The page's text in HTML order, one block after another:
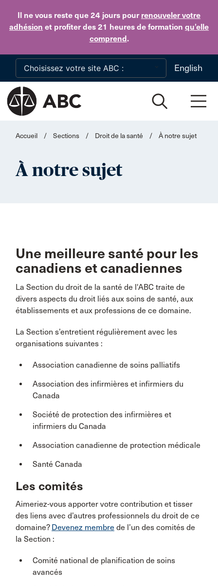
Il ne vous reste que 24 jours pour renouveler votre
adhésion et profiter des 21 heures de formation qu’elle
comprend.
Skip to main content
English
Accueil / Sections / Droit de la santé / À notre sujet
À notre sujet
Une meilleure santé pour les
canadiens et canadiennes
La Section du droit de la santé de l'ABC traite de
divers aspects du droit liés aux soins de santé, aux
établissements et aux professions de ce domaine.
La Section s’entretient régulièrement avec les
organisations suivantes :
Association canadienne de soins palliatifs
Association des infirmières et infirmiers du
Canada
Société de protection des infirmières et
infirmiers du Canada
Association canadienne de protection médicale
Santé Canada
Les comités
Aimeriez-vous apporter votre contribution et tisser
des liens avec d’autres professionnels du droit de ce
domaine? Devenez membre de l’un des comités de
la Section :
Comité national de planification de soins
avancés